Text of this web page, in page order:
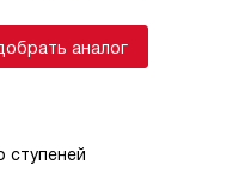
аналог
ступеней